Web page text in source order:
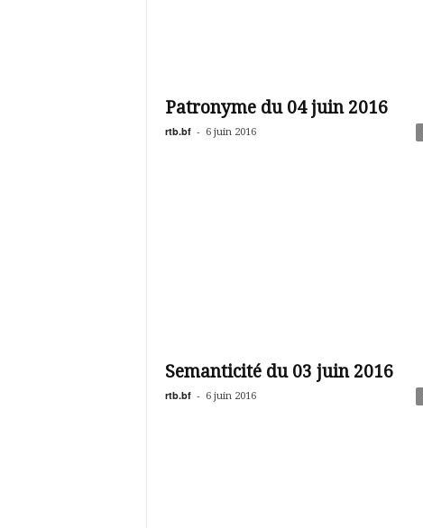
Patronyme du 04 juin 2016
rtb.bf - 6 juin 2016
Semanticité du 03 juin 2016
rtb.bf - 6 juin 2016